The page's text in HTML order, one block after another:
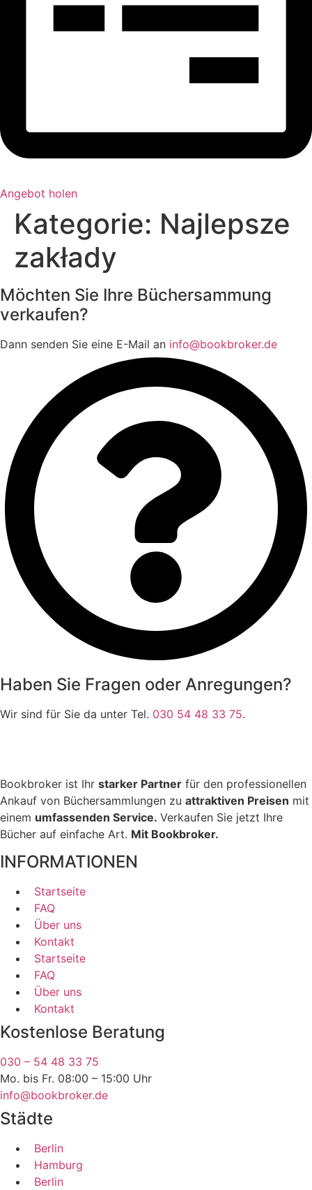
Angebot holen
Kategorie: Najlepsze
zakłady
Möchten Sie Ihre Büchersammung
verkaufen?
Dann senden Sie eine E-Mail an info@bookbroker.de
Haben Sie Fragen oder Anregungen?
Wir sind für Sie da unter Tel. 030 54 48 33 75.
Bookbroker ist Ihr starker Partner für den professionellen
Ankauf von Büchersammlungen zu attraktiven Preisen mit
einem umfassenden Service. Verkaufen Sie jetzt Ihre
Bücher auf einfache Art. Mit Bookbroker.
INFORMATIONEN
Startseite
FAQ
Über uns
Kontakt
Startseite
FAQ
Über uns
Kontakt
Kostenlose Beratung
030 – 54 48 33 75
Mo. bis Fr. 08:00 – 15:00 Uhr
info@bookbroker.de
Städte
Berlin
Hamburg
Berlin